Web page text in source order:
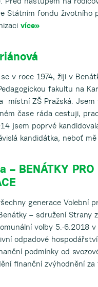
Státním fondu životního
více»
v roce 1974, žiji v
fakultu na
místní ZŠ Pražská. Jsem
čase ráda cestuji,
jsem poprvé
kandidátka, neboť mě
BENÁTKY PRO
generace Volební
– sdružení Strany
volby 5.-6.2018
odpadové
podmínky od
finanční zvýhodnění za